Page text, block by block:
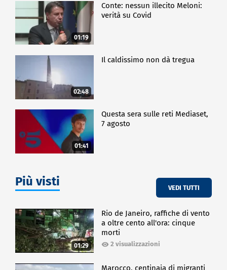
01:19
Conte: nessun illecito Meloni:
verità su Covid
02:48
Il caldissimo non dà tregua
01:41
Questa sera sulle reti Mediaset,
7 agosto
Più visti VEDI TUTTI
01:29
Rio de Janeiro, raffiche di vento
a oltre cento all'ora: cinque
morti
2 visualizzazioni
Marocco, centinaia di migranti